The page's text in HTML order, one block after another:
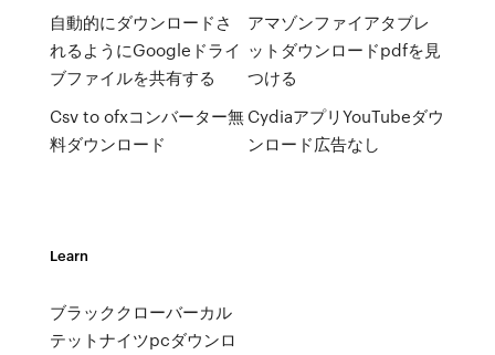
自動的にダウンロードさ
れるようにGoogleドライ
ブファイルを共有する
Csv to ofxコンバーター無
料ダウンロード
アマゾンファイアタブレ
ットダウンロードpdfを見
つける
CydiaアプリYouTubeダウ
ンロード広告なし
Learn
ブラッククローバーカル
テットナイツpcダウンロ